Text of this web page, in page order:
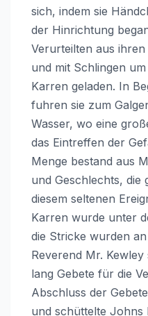
sich, indem sie
der Hinrichtung
Verurteilten aus
und mit Schlingen
Karren geladen. In
fuhren sie zum
Wasser, wo eine
das Eintreffen der
Menge bestand aus
und Geschlechts, die
diesem seltenen
Karren wurde unter
die Stricke wurden
Reverend Mr.
lang Gebete für die
Abschluss der
und schüttelte Johns